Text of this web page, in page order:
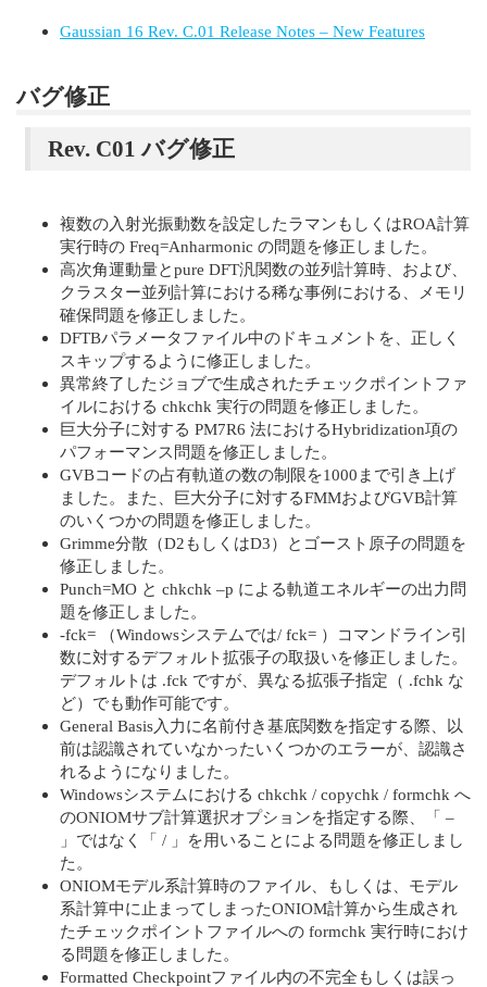
Gaussian 16 Rev. C.01 Release Notes – New Features
バグ修正
Rev. C01 バグ修正
複数の入射光振動数を設定したラマンもしくはROA計算
実行時の Freq=Anharmonic の問題を修正しました。
高次角運動量とpure DFT汎関数の並列計算時、および、
クラスター並列計算における稀な事例における、メモリ
確保問題を修正しました。
DFTBパラメータファイル中のドキュメントを、正しく
スキップするように修正しました。
異常終了したジョブで生成されたチェックポイントファ
イルにおける chkchk 実行の問題を修正しました。
巨大分子に対する PM7R6 法におけるHybridization項の
パフォーマンス問題を修正しました。
GVBコードの占有軌道の数の制限を1000まで引き上げ
ました。また、巨大分子に対するFMMおよびGVB計算
のいくつかの問題を修正しました。
Grimme分散（D2もしくはD3）とゴースト原子の問題を
修正しました。
Punch=MO と chkchk –p による軌道エネルギーの出力問
題を修正しました。
-fck= （Windowsシステムでは/ fck= ）コマンドライン引
数に対するデフォルト拡張子の取扱いを修正しました。
デフォルトは .fck ですが、異なる拡張子指定（ .fchk な
ど）でも動作可能です。
General Basis入力に名前付き基底関数を指定する際、以
前は認識されていなかったいくつかのエラーが、認識さ
れるようになりました。
Windowsシステムにおける chkchk / copychk / formchk へ
のONIOMサブ計算選択オプションを指定する際、「 –
」ではなく「 / 」を用いることによる問題を修正しまし
た。
ONIOMモデル系計算時のファイル、もしくは、モデル
系計算中に止まってしまったONIOM計算から生成され
たチェックポイントファイルへの formchk 実行時におけ
る問題を修正しました。
Formatted Checkpointファイル内の不完全もしくは誤っ